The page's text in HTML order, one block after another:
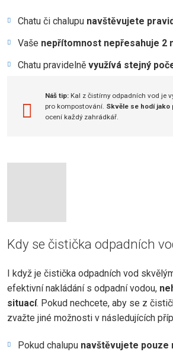
Chatu či chalupu navštěvujete
Vaše nepřítomnost nepřesahuje 2
Chatu pravidelně využívá stejný
Náš tip: Kal z čistírny odpadních vod je
pro kompostování. Skvěle se hodí
ocení každý zahrádkář.
Kdy se čistička odpadních
I když je čistička odpadních vod
efektivní nakládání s odpadní vodou,
situací. Pokud nechcete, aby se z
zvažte jiné možnosti v následujících
Pokud chalupu navštěvujete